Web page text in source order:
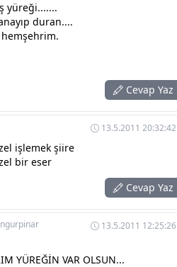
yüreği.......
duran....
Cevap Yaz
13.5.2011 20:32:42
işlemek şiire
bir eser
Cevap Yaz
13.5.2011 12:25:26
YÜREĞİN VAR OLSUN...